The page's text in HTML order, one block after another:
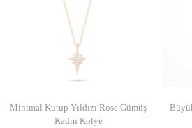
Minimal Kutup Yıldızı Rose Gümüş
Kadın Kolye